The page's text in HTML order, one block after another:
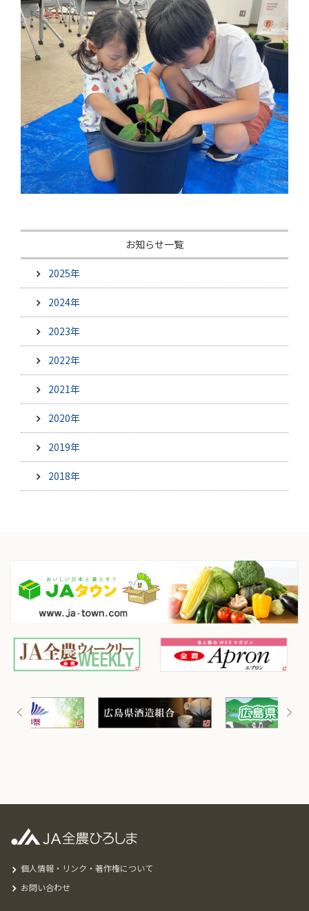
お知らせ一覧
2025年
2024年
2023年
2022年
2021年
2020年
2019年
2018年
個人情報・リンク・著作権について
お問い合わせ